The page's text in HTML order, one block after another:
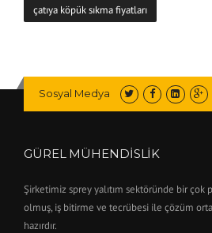
çatıya köpük sıkma fiyatları
Sosyal Medya
GÜREL MÜHENDİSLİK
Şirketimiz sprey yalıtım sektöründe bir çok
olmuş, iş bitirme ve tecrübesi ile çözüm
hazırdır.